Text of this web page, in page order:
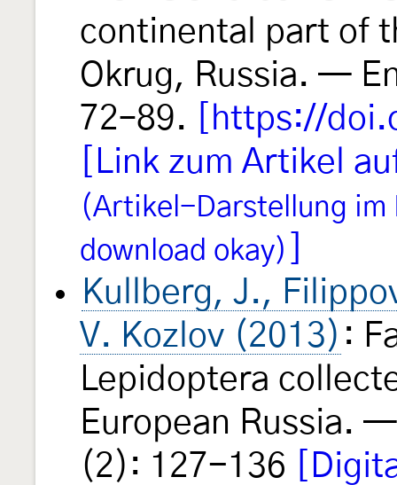
continental part of
Okrug, Russia. —
72–89.
[https://
[Link zum Artikel
(Artikel-Darstellung im
download okay)
Kullberg, J.,
V. Kozlov (2013) :
Lepidoptera
European Russia.
(2): 127-136